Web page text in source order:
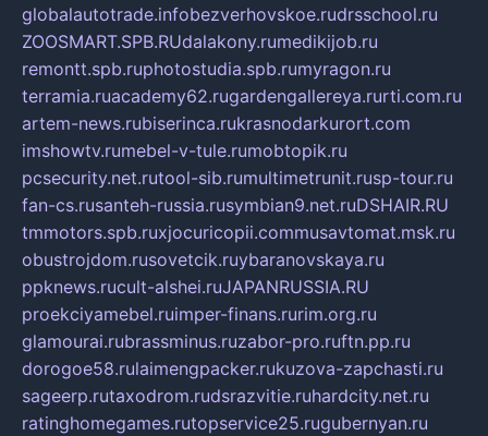
globalautotrade.infobezverhovskoe.rudrsschool.ru
ZOOSMART.SPB.RUdalakony.rumedikijob.ru
remontt.spb.ruphotostudia.spb.rumyragon.ru
terramia.ruacademy62.rugardengallereya.rurti.com.ru
artem-news.rubiserinca.rukrasnodarkurort.com
imshowtv.rumebel-v-tule.rumobtopik.ru
pcsecurity.net.rutool-sib.rumultimetrunit.rusp-tour.ru
fan-cs.rusanteh-russia.rusymbian9.net.ruDSHAIR.RU
tmmotors.spb.ruxjocuricopii.commusavtomat.msk.ru
obustrojdom.rusovetcik.ruybaranovskaya.ru
ppknews.rucult-alshei.ruJAPANRUSSIA.RU
proekciyamebel.ruimper-finans.rurim.org.ru
glamourai.rubrassminus.ruzabor-pro.ruftn.pp.ru
dorogoe58.rulaimengpacker.rukuzova-zapchasti.ru
sageerp.rutaxodrom.rudsrazvitie.ruhardcity.net.ru
ratinghomegames.rutopservice25.rugubernyan.ru